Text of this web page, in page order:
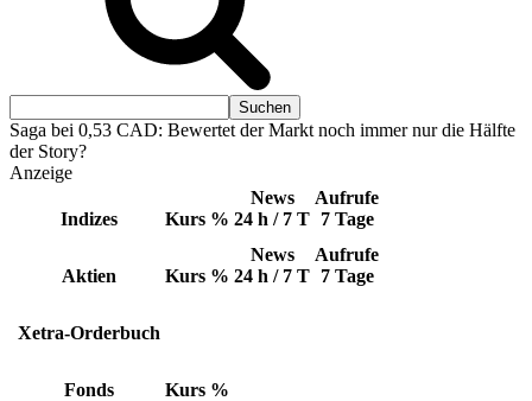
Saga bei 0,53 CAD: Bewertet der Markt noch immer nur die Hälfte
der Story?
Anzeige
Indizes Kurs %
News
24 h / 7 T
Aufrufe
7 Tage
Aktien Kurs %
News
24 h / 7 T
Aufrufe
7 Tage
Xetra-Orderbuch
Fonds Kurs %